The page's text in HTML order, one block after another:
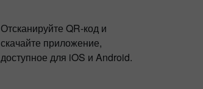
Отсканируйте QR-код и
скачайте приложение,
доступное для iOS и Android.